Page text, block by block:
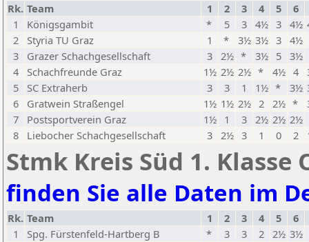
Rk. Team 1 2 3 4 5
6
1
Königsgambit * 5 3 4½ 3 4½
2
Styria TU Graz 1 * 3½ 3½ 3 4½
3
Grazer Schachgesellschaft 3 2½ * 3½ 5 3½
4
Schachfreunde Graz 1½ 2½ 2½ * 4½ 4
5
SC Extraherb 3 3 1 1½ * 3½
6
Gratwein Straßengel 1½ 1½ 2½ 2 2½ *
7
Postsportverein Graz 1½ 1 3 2½ 2½ 2½
8
Liebocher Schachgesellschaft 3 2½ 3 1 0 2
Stmk Kreis Süd 1. Klasse
finden Sie alle Daten im
Rk. Team 1 2 3 4 5
6
1
Spg. Fürstenfeld-Hartberg B * 3 3 2 2½ 3½